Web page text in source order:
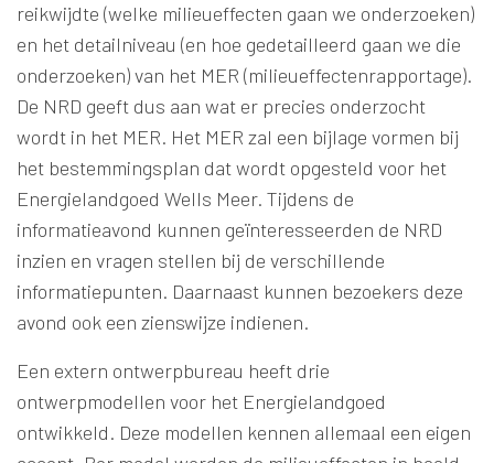
reikwijdte (welke milieueffecten gaan we onderzoeken)
en het detailniveau (en hoe gedetailleerd gaan we die
onderzoeken) van het MER (milieueffectenrapportage).
De NRD geeft dus aan wat er precies onderzocht
wordt in het MER. Het MER zal een bijlage vormen bij
het bestemmingsplan dat wordt opgesteld voor het
Energielandgoed Wells Meer. Tijdens de
informatieavond kunnen geïnteresseerden de NRD
inzien en vragen stellen bij de verschillende
informatiepunten. Daarnaast kunnen bezoekers deze
avond ook een zienswijze indienen.
Een extern ontwerpbureau heeft drie
ontwerpmodellen voor het Energielandgoed
ontwikkeld. Deze modellen kennen allemaal een eigen